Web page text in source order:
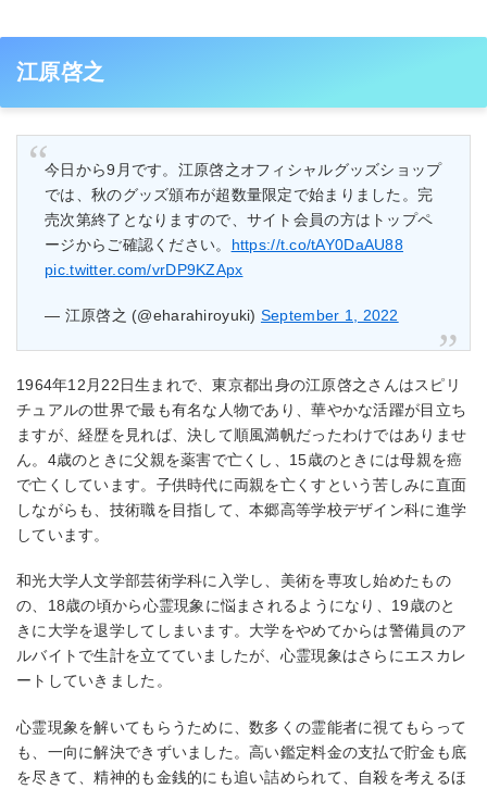
江原啓之
今日から9月です。江原啓之オフィシャルグッズショップ
では、秋のグッズ頒布が超数量限定で始まりました。完
売次第終了となりますので、サイト会員の方はトップペ
ージからご確認ください。 https://t.co/tAY0DaAU88
pic.twitter.com/vrDP9KZApx
— 江原啓之 (@eharahiroyuki) September 1, 2022
1964年12月22日生まれで、東京都出身の江原啓之さんはスピリ
チュアルの世界で最も有名な人物であり、華やかな活躍が目立ち
ますが、経歴を見れば、決して順風満帆だったわけではありませ
ん。4歳のときに父親を薬害で亡くし、15歳のときには母親を癌
で亡くしています。子供時代に両親を亡くすという苦しみに直面
しながらも、技術職を目指して、本郷高等学校デザイン科に進学
しています。
和光大学人文学部芸術学科に入学し、美術を専攻し始めたもの
の、18歳の頃から心霊現象に悩まされるようになり、19歳のと
きに大学を退学してしまいます。大学をやめてからは警備員のア
ルバイトで生計を立てていましたが、心霊現象はさらにエスカレ
ートしていきました。
心霊現象を解いてもらうために、数多くの霊能者に視てもらって
も、一向に解決できずいました。高い鑑定料金の支払で貯金も底
を尽きて、精神的も金銭的にも追い詰められて、自殺を考えるほ